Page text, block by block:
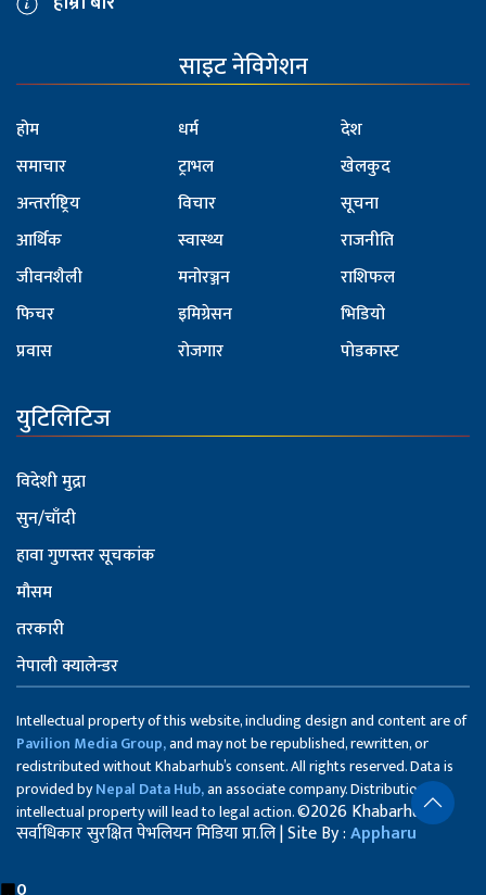
साइट नेविगेशन
होम
समाचार
अन्तर्राष्ट्रिय
आर्थिक
जीवनशैली
फिचर
प्रवास
धर्म
ट्राभल
विचार
स्वास्थ्य
मनोरञ्जन
इमिग्रेसन
रोजगार
देश
खेलकुद
सूचना
राजनीति
राशिफल
भिडियो
पोडकास्ट
युटिलिटिज
विदेशी मुद्रा
सुन/चाँदी
हावा गुणस्तर सूचकांक
मौसम
तरकारी
नेपाली क्यालेन्डर
Intellectual property of this website, including design and content are of
Pavilion Media Group,and may not be republished, rewritten, or
redistributed without Khabarhub’s consent. All rights reserved. Data is
provided byNepal Data Hub,an associate company. Distribution of
intellectual property will lead to legal action.©2026 Khabarhub
सर्वाधिकार सुरक्षित पेभलियन मिडिया प्रा.लि | Site By :Appharu